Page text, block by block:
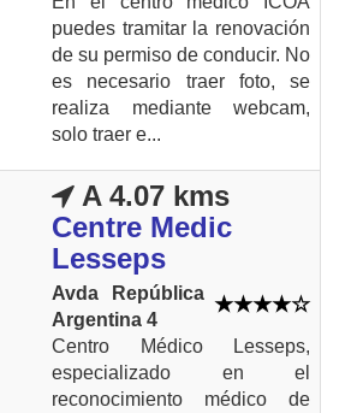
puedes tramitar la renovación
de su permiso de conducir. No
es necesario traer foto, se
realiza mediante webcam,
solo traer e...
A 4.07 kms
Centre Medic
Lesseps
Avda República
Argentina 4
Centro Médico Lesseps,
especializado en el
reconocimiento médico de